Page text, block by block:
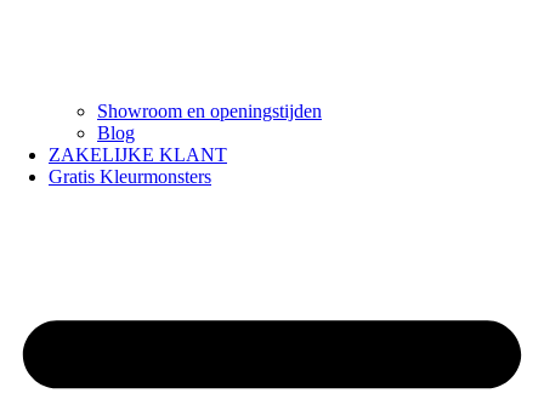
Showroom en openingstijden
Blog
ZAKELIJKE KLANT
Gratis Kleurmonsters